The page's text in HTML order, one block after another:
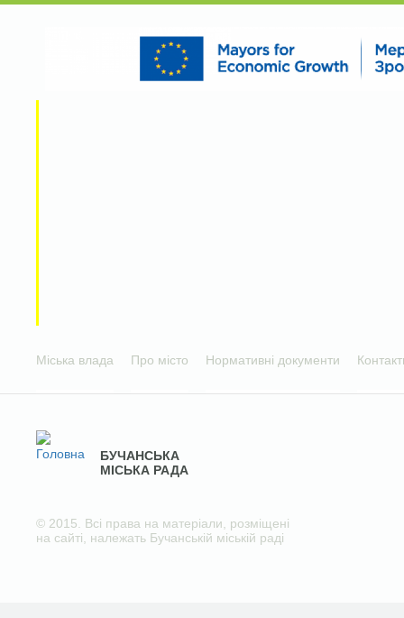
Міська влада Про місто Нормативні документи
БУЧАНСЬКА
МІСЬКА РАДА
© 2015. Всі права на матеріали, розміщені
на сайті, належать Бучанській міській раді